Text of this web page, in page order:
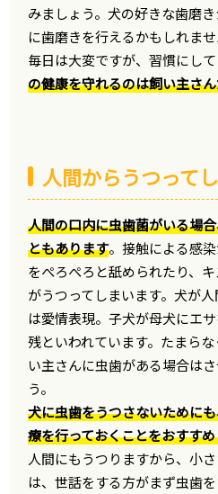
みましょう。犬の好きな歯磨
に歯磨きを行えるかもしれませ
毎日は大変ですが、習慣にし
の健康を守れるのは飼い主さ
人間からうつって
人間の口内に虫歯菌がいる場
ともあります。接触による感
をぺろぺろと舐められたり、
がうつってしまいます。犬が
は愛情表現。子犬が母犬にエ
残といわれています。たまら
い主さんに虫歯がある場合は
う。
犬に虫歯をうつさないために
療を行っておくことをおすす
人間にもうつりますから、小
は、世話をする方がまず虫歯